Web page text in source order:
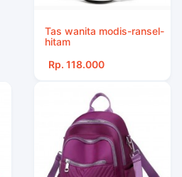
Tas wanita modis-ransel-
hitam
Rp. 118.000